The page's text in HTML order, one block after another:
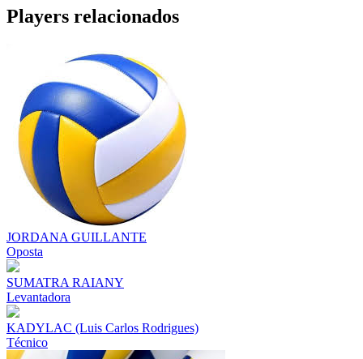
Players relacionados
JORDANA GUILLANTE
Oposta
SUMATRA RAIANY
Levantadora
KADYLAC (Luis Carlos Rodrigues)
Técnico